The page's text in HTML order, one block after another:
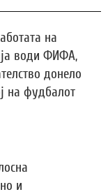
на
ја води ФИФА,
донело
на фудбалот
и